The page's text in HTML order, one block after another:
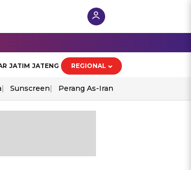
JATIM JATENG REGIONAL
Sunscreen Perang As-Iran